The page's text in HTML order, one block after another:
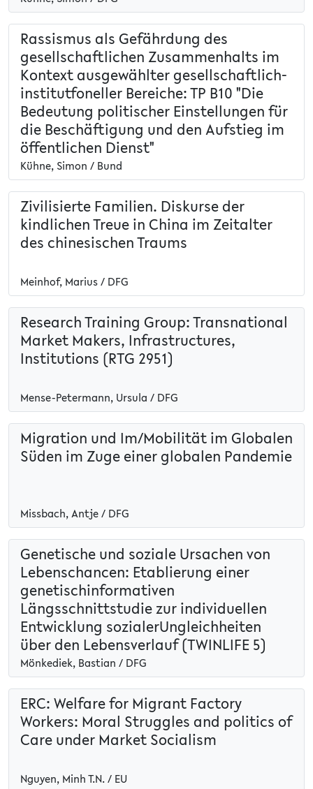
Rassismus als Gefährdung des
gesellschaftlichen Zusammenhalts im
Kontext ausgewählter gesellschaftlich-
institutfoneller Bereiche: TP B10 "Die
Bedeutung politischer Einstellungen für
die Beschäftigung und den Aufstieg im
öffentlichen Dienst"
Kühne, Simon / Bund
Zivilisierte Familien. Diskurse der
kindlichen Treue in China im Zeitalter
des chinesischen Traums
Meinhof, Marius / DFG
Research Training Group: Transnational
Market Makers, Infrastructures,
Institutions (RTG 2951)
Mense-Petermann, Ursula / DFG
Migration und Im/Mobilität im Globalen
Süden im Zuge einer globalen Pandemie
Missbach, Antje / DFG
Genetische und soziale Ursachen von
Lebenschancen: Etablierung einer
genetischinformativen
Längsschnittstudie zur individuellen
Entwicklung sozialerUngleichheiten
über den Lebensverlauf (TWINLIFE 5)
Mönkediek, Bastian / DFG
ERC: Welfare for Migrant Factory
Workers: Moral Struggles and politics of
Care under Market Socialism
Nguyen, Minh T.N. / EU